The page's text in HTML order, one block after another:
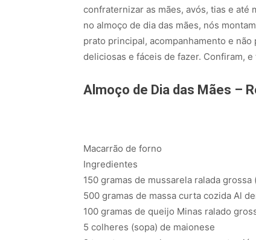
confraternizar as mães, avós, tias e até
no almoço de dia das mães, nós
prato principal, acompanhamento e
deliciosas e fáceis de fazer. Confiram,
Almoço de Dia das Mães –
Macarrão de forno
Ingredientes
150 gramas de mussarela ralada grossa
500 gramas de massa curta cozida Al
100 gramas de queijo Minas ralado
5 colheres (sopa) de maionese